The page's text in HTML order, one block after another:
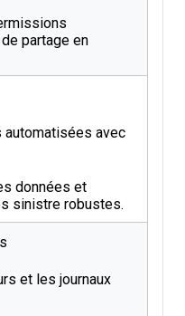
partage en
automatisées avec
données et
sinistre robustes.
et les journaux